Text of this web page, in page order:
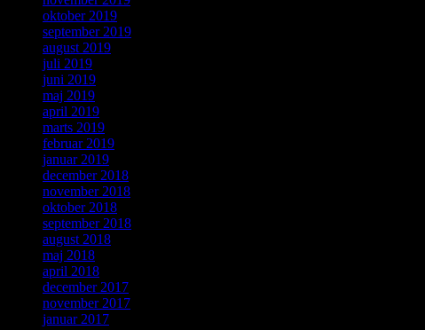
oktober 2019
september 2019
august 2019
juli 2019
juni 2019
maj 2019
april 2019
marts 2019
februar 2019
januar 2019
december 2018
november 2018
oktober 2018
september 2018
august 2018
maj 2018
april 2018
december 2017
november 2017
januar 2017